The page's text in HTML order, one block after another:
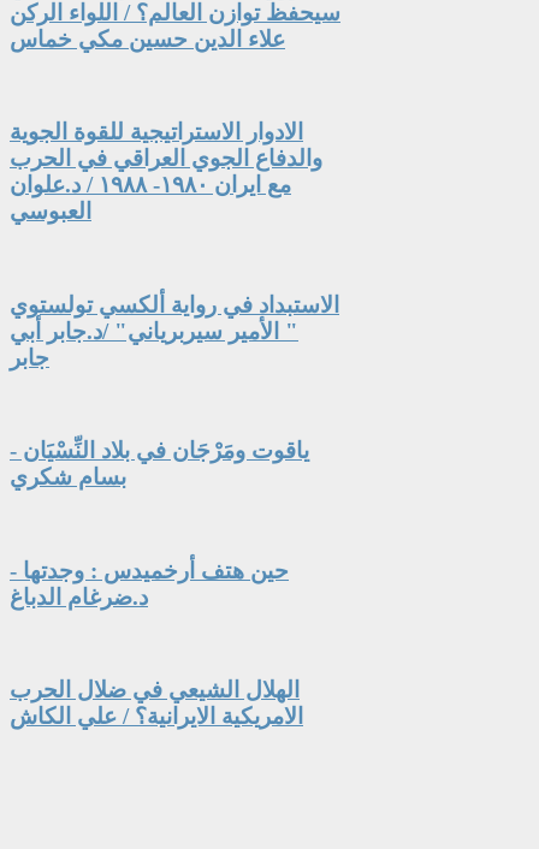
سيحفظ توازن العالم؟ / اللواء الركن
علاء الدين حسين مكي خماس
الادوار الاستراتيجية للقوة الجوية
والدفاع الجوي العراقي في الحرب
مع ايران ١٩٨٠- ١٩٨٨ / د.علوان
العبوسي
الاستبداد في رواية ألكسي تولستوي
" الأمير سيربرياني" /د.جابر أبي
جابر
ياقوت ومَرْجَان في بلاد النِّسْيَان -
بسام شكري
حين هتف أرخميدس : وجدتها -
د.ضرغام الدباغ
الهلال الشيعي في ضلال الحرب
الامريكية الايرانية؟ / علي الكاش